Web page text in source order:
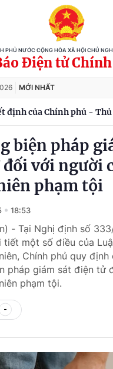
PHỦ NƯỚC CỘNG HÒA XÃ HỘI CHỦ
Điện tử
MỚI NHẤT
định của Chính phủ -
biện pháp
với người
phạm tội
18:53
- Tại Nghị định số
tiết một số điều của
Chính phủ quy định
pháp giám sát điện tử
phạm tội.